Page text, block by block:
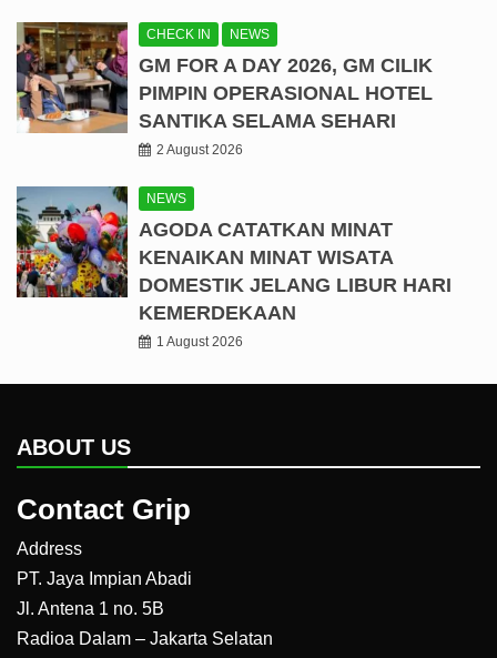
CHECK IN NEWS
GM FOR A DAY 2026, GM CILIK
PIMPIN OPERASIONAL HOTEL
SANTIKA SELAMA SEHARI
2 August 2026
NEWS
AGODA CATATKAN MINAT
KENAIKAN MINAT WISATA
DOMESTIK JELANG LIBUR HARI
KEMERDEKAAN
1 August 2026
ABOUT US
Contact Grip
Address
PT. Jaya Impian Abadi
Jl. Antena 1 no. 5B
Radioa Dalam – Jakarta Selatan